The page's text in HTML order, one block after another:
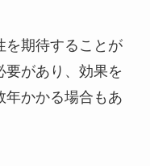
を期待することが
要があり、効果を
年かかる場合もあ